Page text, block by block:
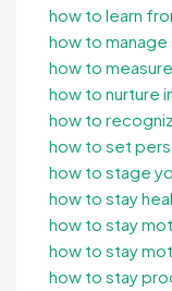
how to learn
how to
how to
how to nurture
how to
how to set
how to stage
how to stay
how to stay
how to stay
how to stay